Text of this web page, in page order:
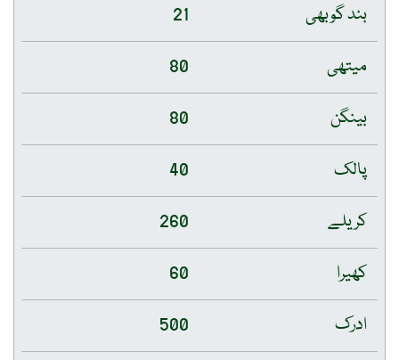
بند گوبھی
21
میتھی
80
بینگن
80
پالک
40
کریلے
260
کھیرا
60
ادرک
500